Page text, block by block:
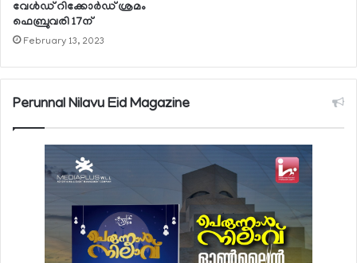
വേള്‍ഡ് റിക്കോര്‍ഡ് ശ്രമം
ഫെബ്രുവരി 17ന്
February 13, 2023
Perunnal Nilavu Eid Magazine